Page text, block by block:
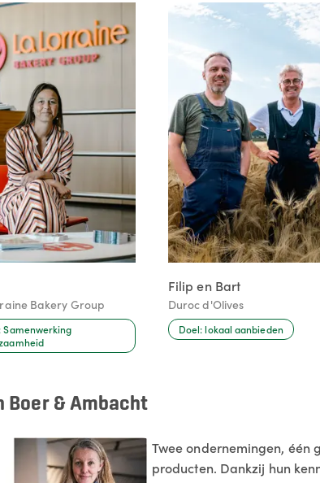
Bakery Group
Samenwerking
Filip en Bart
Duroc d'Olives
Doel: lokaal aanbieden
Boer & Ambacht
Twee ondernemingen, één
producten. Dankzij hun